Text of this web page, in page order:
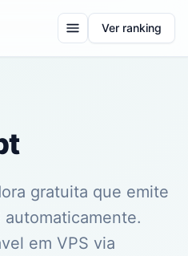
Ver ranking
gratuita que emite
em VPS via